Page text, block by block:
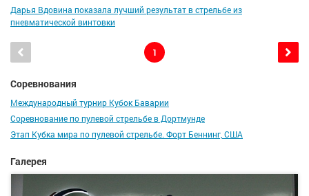
Дарья Вдовина показала лучший результат в стрельбе из
пневматической винтовки
1
Соревнования
Международный турнир Кубок Баварии
Соревнование по пулевой стрельбе в Дортмунде
Этап Кубка мира по пулевой стрельбе. Форт Беннинг, США
Галерея